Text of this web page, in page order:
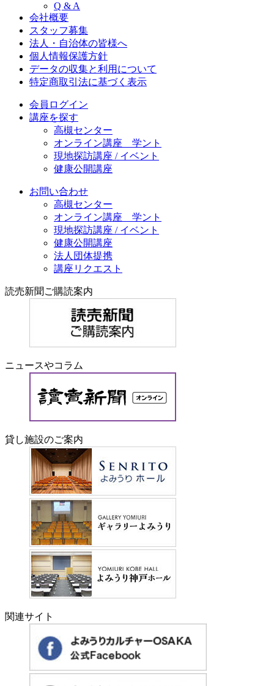
Q & A
会社概要
スタッフ募集
法人・自治体の皆様へ
個人情報保護方針
データの収集と利用について
特定商取引法に基づく表示
会員ログイン
講座を探す
高槻センター
オンライン講座 学ント
現地探訪講座 / イベント
健康公開講座
お問い合わせ
高槻センター
オンライン講座 学ント
現地探訪講座 / イベント
健康公開講座
法人団体提携
講座リクエスト
読売新聞ご購読案内
ニュースやコラム
貸し施設のご案内
関連サイト